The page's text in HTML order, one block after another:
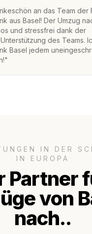
an das Team der
aus Basel! Der Umzug
und stressfrei dank der
des Teams.
Basel jedem
IN DER
IN EUROPA
Partner
von
nach..